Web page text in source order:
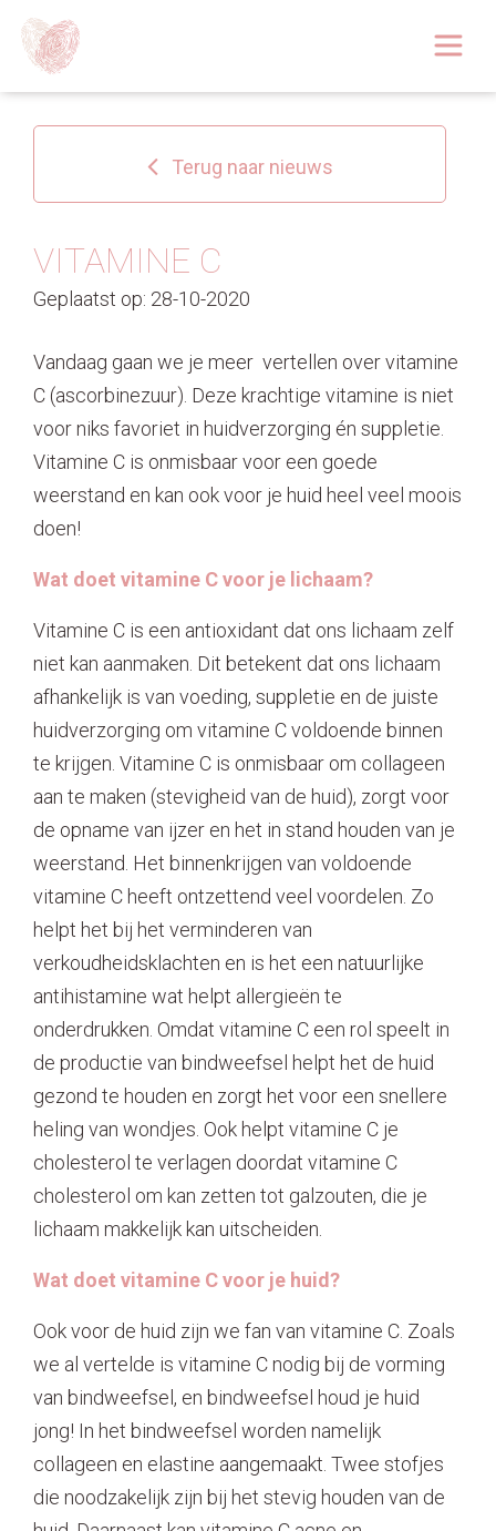
Over
Huidoplossingen
Behandelingen
Tarieven 2026
Blog
Webshop
Afspraak
Terug naar nieuws
VITAMINE C
Geplaatst op: 28-10-2020
Vandaag gaan we je meer vertellen over vitamine
C (ascorbinezuur). Deze krachtige vitamine is niet
voor niks favoriet in huidverzorging én suppletie.
Vitamine C is onmisbaar voor een goede
weerstand en kan ook voor je huid heel veel moois
doen!
Wat doet vitamine C voor je lichaam?
Vitamine C is een antioxidant dat ons lichaam zelf
niet kan aanmaken. Dit betekent dat ons lichaam
afhankelijk is van voeding, suppletie en de juiste
huidverzorging om vitamine C voldoende binnen
te krijgen. Vitamine C is onmisbaar om collageen
aan te maken (stevigheid van de huid), zorgt voor
de opname van ijzer en het in stand houden van je
weerstand. Het binnenkrijgen van voldoende
vitamine C heeft ontzettend veel voordelen. Zo
helpt het bij het verminderen van
verkoudheidsklachten en is het een natuurlijke
antihistamine wat helpt allergieën te
onderdrukken. Omdat vitamine C een rol speelt in
de productie van bindweefsel helpt het de huid
gezond te houden en zorgt het voor een snellere
heling van wondjes. Ook helpt vitamine C je
cholesterol te verlagen doordat vitamine C
cholesterol om kan zetten tot galzouten, die je
lichaam makkelijk kan uitscheiden.
Wat doet vitamine C voor je huid?
Ook voor de huid zijn we fan van vitamine C. Zoals
we al vertelde is vitamine C nodig bij de vorming
van bindweefsel, en bindweefsel houd je huid
jong! In het bindweefsel worden namelijk
collageen en elastine aangemaakt. Twee stofjes
die noodzakelijk zijn bij het stevig houden van de